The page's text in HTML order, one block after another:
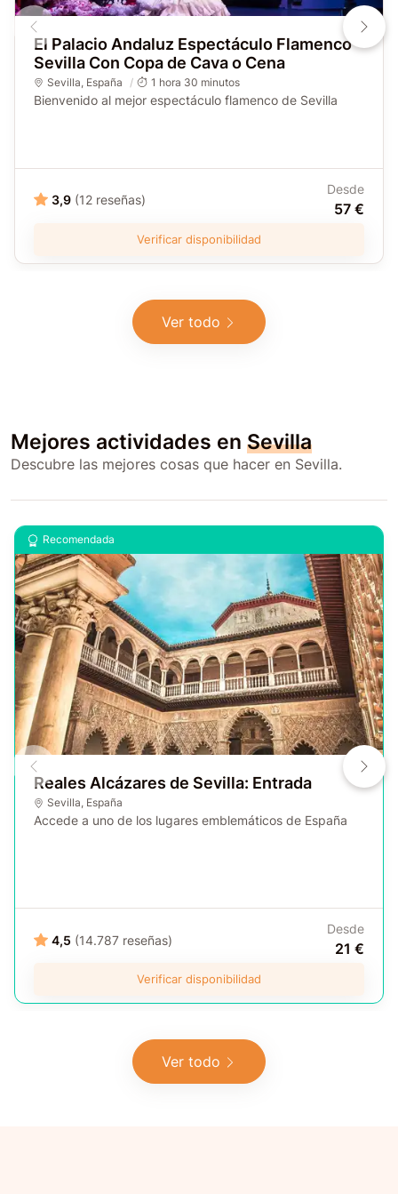
El Palacio Andaluz Espectáculo Flamenco
Sevilla Con Copa de Cava o Cena
Sevilla España 1 hora 30 minutos
Bienvenido al mejor espectáculo flamenco de Sevilla
3,9 (12 reseñas)
Desde
57 €
Verificar disponibilidad
Ver todo
Mejores actividades en Sevilla
Descubre las mejores cosas que hacer en Sevilla.
Recomendada
Reales Alcázares de Sevilla: Entrada
Sevilla, España
Accede a uno de los lugares emblemáticos de España
4,5 (14.787 reseñas)
Desde
21 €
Verificar disponibilidad
Ver todo